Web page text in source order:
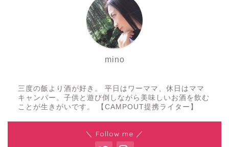
mino
三度の飯より酒が好き。 平日はワーママ、休日はママ
キャンパー。子供と遊び倒しながら美味しいお酒を飲む
ことが生きがいです。 【CAMPOUT提携ライター】
＼ Follow me ／